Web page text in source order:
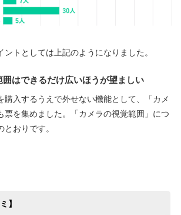
ントとしては上記のようになりました。
はできるだけ広いほうが望ましい
購入するうえで外せない機能として、「カメ
票を集めました。「カメラの視覚範囲」につ
おりです。
】